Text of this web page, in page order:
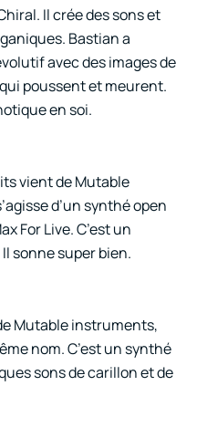
Il crée des sons et
Bastian a
avec des images de
poussent et meurent.
en soi.
vient de Mutable
d’un synthé open
For Live. C’est un
sonne super bien.
Mutable instruments,
nom. C’est un synthé
sons de carillon et de